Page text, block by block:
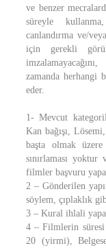
ve benzer
süreyle
canlandırma ve/
için gerekli
zamanda herhangi
eder.
1- Mevcut
Kan bağışı,
başta olmak
sınırlaması
filmler başvuru
2 – Gönderilen
söylem, çıplaklık
3 – Kural ihlali
4 – Filmlerin
20 (yirmi),